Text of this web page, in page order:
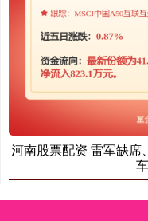
河南股票配资 雷军缺